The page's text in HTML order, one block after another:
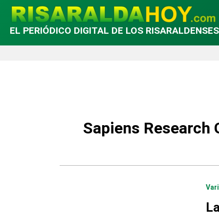
EL PERIÓDICO DIGITAL DE LOS RISARALDENSES
Sapiens Research